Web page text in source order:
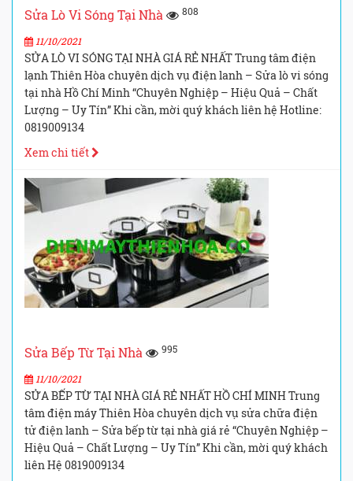
Sửa Lò Vi Sóng Tại Nhà 808
11/10/2021
SỬA LÒ VI SÓNG TẠI NHÀ GIÁ RẺ NHẤT Trung tâm điện
lạnh Thiên Hòa chuyên dịch vụ điện lanh – Sửa lò vi sóng
tại nhà Hồ Chí Minh “Chuyên Nghiệp – Hiệu Quả – Chất
Lượng – Uy Tín” Khi cần, mời quý khách liên hệ Hotline:
0819009134
Xem chi tiết
Sửa Bếp Từ Tại Nhà 995
11/10/2021
SỬA BẾP TỪ TẠI NHÀ GIÁ RẺ NHẤT HỒ CHÍ MINH Trung
tâm điện máy Thiên Hòa chuyên dịch vụ sửa chữa điện
tử điện lanh – Sửa bếp từ tại nhà giá rẻ “Chuyên Nghiệp –
Hiệu Quả – Chất Lượng – Uy Tín” Khi cần, mời quý khách
liên Hệ 0819009134